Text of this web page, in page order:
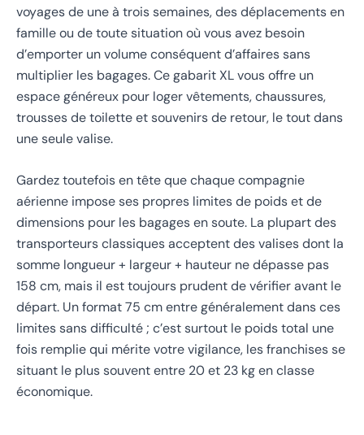
voyages de une à trois semaines, des déplacements en
famille ou de toute situation où vous avez besoin
d’emporter un volume conséquent d’affaires sans
multiplier les bagages. Ce gabarit XL vous offre un
espace généreux pour loger vêtements, chaussures,
trousses de toilette et souvenirs de retour, le tout dans
une seule valise.
Gardez toutefois en tête que chaque compagnie
aérienne impose ses propres limites de poids et de
dimensions pour les bagages en soute. La plupart des
transporteurs classiques acceptent des valises dont la
somme longueur + largeur + hauteur ne dépasse pas
158 cm, mais il est toujours prudent de vérifier avant le
départ. Un format 75 cm entre généralement dans ces
limites sans difficulté ; c’est surtout le poids total une
fois remplie qui mérite votre vigilance, les franchises se
situant le plus souvent entre 20 et 23 kg en classe
économique.